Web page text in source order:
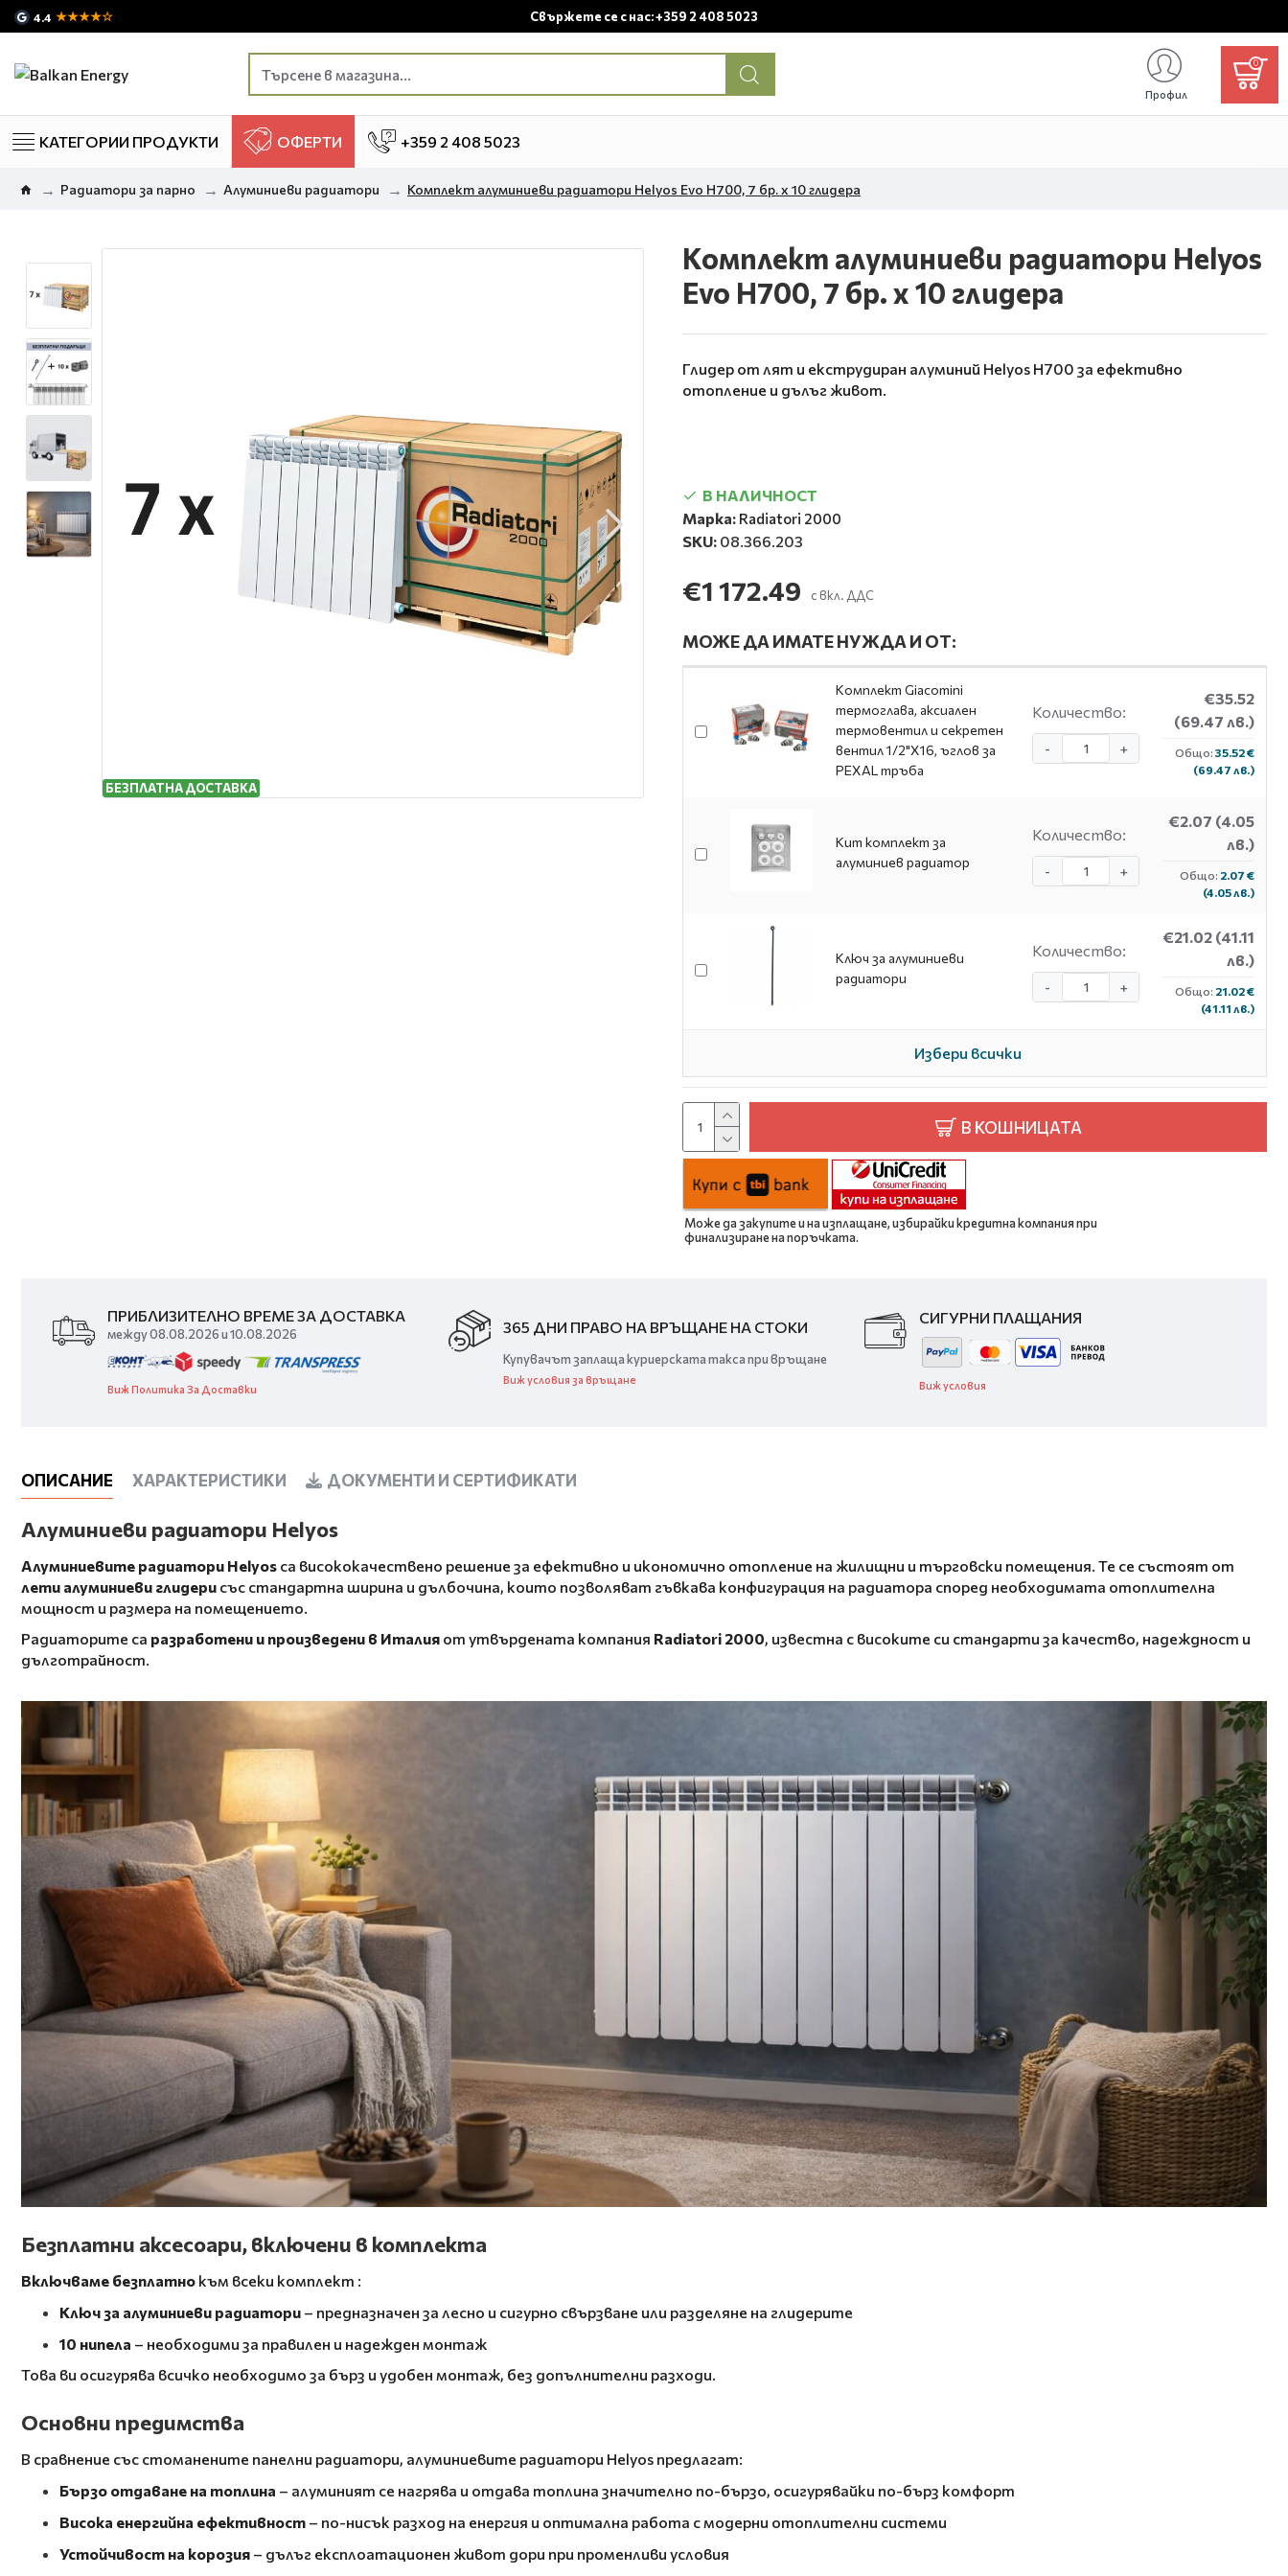
4.4 ★★★★☆ Свържете се с нас: +359 2 408 5023
Профил
0
КАТЕГОРИИ ПРОДУКТИ ОФЕРТИ +359 2 408 5023
Радиатори за парно Алуминиеви радиатори Комплект алуминиеви радиатори Helyos Evo H700, 7 бр. x 10 глидера
БЕЗПЛАТНА ДОСТАВКА
Комплект алуминиеви радиатори Helyos
Evo H700, 7 бр. x 10 глидера
Глидер от лят и екструдиран алуминий Helyos H700 за ефективно
отопление и дълъг живот.
В НАЛИЧНОСТ
Марка: Radiatori 2000
SKU: 08.366.203
€1 172.49 с вкл. ДДС
МОЖЕ ДА ИМАТЕ НУЖДА И ОТ:
Комплект Giacomini
термоглава, аксиален
термовентил и секретен
вентил 1/2"X16, ъглов за
PEXAL тръба
Количество:
- +
€35.52
(69.47 лв.)
Общо: 35.52 €
(69.47 лв.)
Кит комплект за
алуминиев радиатор
Количество:
- +
€2.07 (4.05
лв.)
Общо: 2.07 €
(4.05 лв.)
Ключ за алуминиеви
радиатори
Количество:
- +
€21.02 (41.11
лв.)
Общо: 21.02 €
(41.11 лв.)
Избери всички
В КОШНИЦАТА
Може да закупите и на изплащане, избирайки кредитна компания при
финализиране на поръчката.
ПРИБЛИЗИТЕЛНО ВРЕМЕ ЗА ДОСТАВКА
между 08.08.2026 и 10.08.2026
Виж Политика За Доставки
365 ДНИ ПРАВО НА ВРЪЩАНЕ НА СТОКИ
Купувачът заплаща куриерската такса при връщане
Виж условия за връщане
СИГУРНИ ПЛАЩАНИЯ
Виж условия
ОПИСАНИЕ ХАРАКТЕРИСТИКИ ДОКУМЕНТИ И СЕРТИФИКАТИ
Алуминиеви радиатори Helyos
Алуминиевите радиатори Helyos са висококачествено решение за ефективно и икономично отопление на жилищни и търговски помещения. Те се състоят от
лети алуминиеви глидери със стандартна ширина и дълбочина, които позволяват гъвкава конфигурация на радиатора според необходимата отоплителна
мощност и размера на помещението.
Радиаторите са разработени и произведени в Италия от утвърдената компания Radiatori 2000, известна с високите си стандарти за качество, надеждност и
дълготрайност.
Безплатни аксесоари, включени в комплекта
Включваме безплатно към всеки комплект :
Ключ за алуминиеви радиатори – предназначен за лесно и сигурно свързване или разделяне на глидерите
10 нипела – необходими за правилен и надежден монтаж
Това ви осигурява всичко необходимо за бърз и удобен монтаж, без допълнителни разходи.
Основни предимства
В сравнение със стоманените панелни радиатори, алуминиевите радиатори Helyos предлагат:
Бързо отдаване на топлина – алуминият се нагрява и отдава топлина значително по-бързо, осигурявайки по-бърз комфорт
Висока енергийна ефективност – по-нисък разход на енергия и оптимална работа с модерни отоплителни системи
Устойчивост на корозия – дълъг експлоатационен живот дори при променливи условия